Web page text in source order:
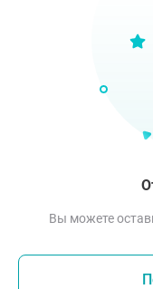
Вы можете